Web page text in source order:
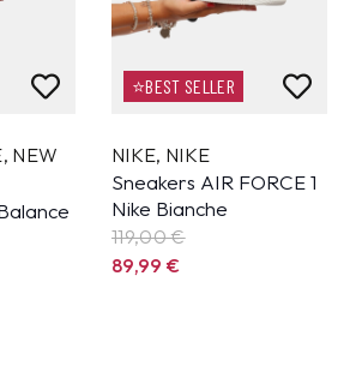
, NEW
⭐BEST SELLER
NIKE, NIKE
Sneakers AIR FORCE 1
Nike Bianche
119,00 €
89,99€